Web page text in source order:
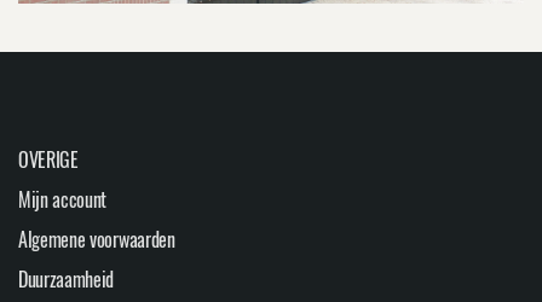
OVERIGE
Mijn account
Algemene voorwaarden
Duurzaamheid